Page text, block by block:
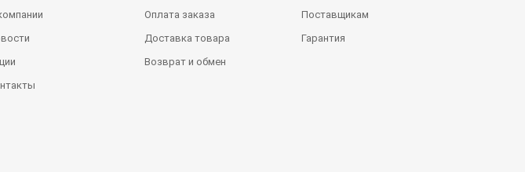
Оплата заказа
Доставка товара
Возврат и обмен
Поставщикам
Гарантия